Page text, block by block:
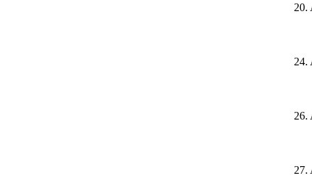
20.
24.
26.
27.